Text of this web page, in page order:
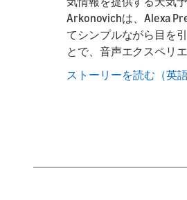
Arkonovichは、Alexa
てシンプルながら目を
とで、音声エクスペリ
ストーリーを読む（英語